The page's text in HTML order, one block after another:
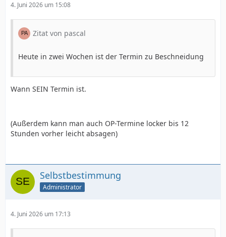
4. Juni 2026 um 15:08
Zitat von pascal
Heute in zwei Wochen ist der Termin zu Beschneidung
Wann SEIN Termin ist.
(Außerdem kann man auch OP-Termine locker bis 12
Stunden vorher leicht absagen)
Selbstbestimmung
Administrator
4. Juni 2026 um 17:13